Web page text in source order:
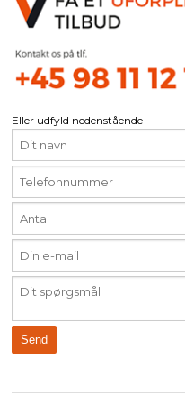
Eller udfyld nedenstående